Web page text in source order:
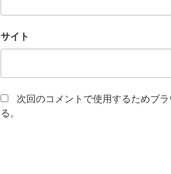
サイト
次回のコメントで使用するためブ
る。